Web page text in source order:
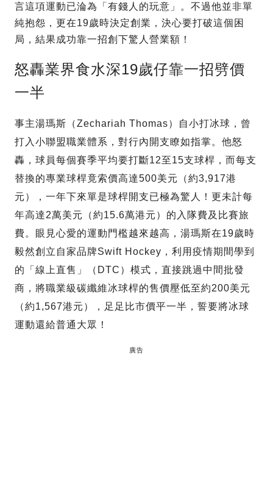
言這項運動已淪為「有錢人的玩意」。不過他並非單
純抱怨，更在19歲時決定創業，決心要打破這個困
局，結果成功靠一招創下驚人營業額！
怒轟業界食水深19歲仔靠一招劈價
一半
事主湯瑪斯（Zechariah Thomas）自小打冰球，曾
打入小聯盟職業體系，對行內開支瞭如指掌。他怒
轟，球員每個賽季平均要打斷12至15支球桿，而每支
替換的專業球桿竟索價高達500美元（約3,917港
元），一年下來單是球桿開支已極為驚人！更未計每
年高達2萬美元（約15.6萬港元）的入隊費及比賽旅
費。眼見心愛的運動門檻越來越高，湯瑪斯在19歲時
毅然創立自家品牌Swift Hockey，利用疫情期間學到
的「線上直售」（DTC）模式，直接跳過中間批發
商，將職業級碳纖維冰球桿的售價壓低至約200美元
（約1,567港元），足足比市價平一半，誓要將冰球
運動還給普通大眾！
廣告